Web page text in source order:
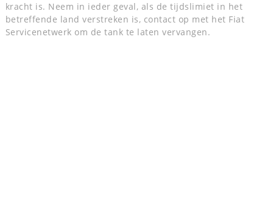
kracht is. Neem in ieder geval, als de tijdslimiet in het
betreffende land verstreken is, contact op met het Fiat
Servicenetwerk om de tank te laten vervangen.